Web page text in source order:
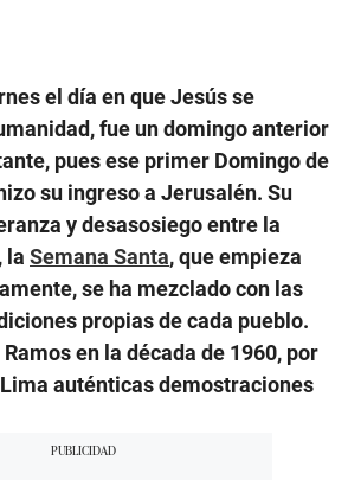
el día en que Jesús se
fue un domingo anterior
pues ese primer Domingo de
su ingreso a Jerusalén. Su
y desasosiego entre la
la Semana Santa, que empieza
se ha mezclado con las
propias de cada pueblo.
en la década de 1960, por
auténticas demostraciones